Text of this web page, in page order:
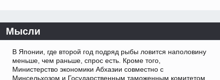
Мысли
В Японии, где второй год подряд рыбы ловится наполовину
меньше, чем раньше, спрос есть. Кроме того,
Министерство экономики Абхазии совместно с
Минсельхозом и Государственным таможенным комитетом